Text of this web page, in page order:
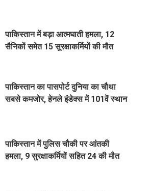
पाकिस्तान में बड़ा आत्मघाती हमला, 12
सैनिकों समेत 15 सुरक्षाकर्मियों की मौत
पाकिस्तान का पासपोर्ट दुनिया का चौथा
सबसे कमजोर, हेनले इंडेक्स में 101वें स्थान
पाकिस्तान में पुलिस चौकी पर आंतकी
हमला, 9 सुरक्षाकर्मियों सहित 24 की मौत